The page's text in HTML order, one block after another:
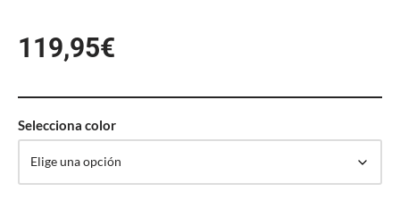
119,95€
Selecciona color